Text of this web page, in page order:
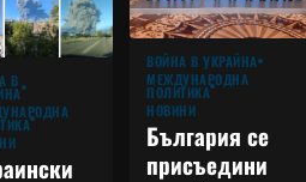
В
ВОЙНА В УКРАЙНА
МЕЖДУНАРОДНА
ПОЛИТИКА
НОВИНИ
България се
присъедини